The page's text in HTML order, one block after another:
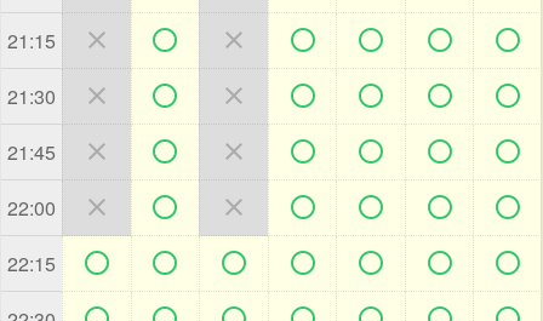
21:15       
21:30       
21:45       
22:00       
22:15       